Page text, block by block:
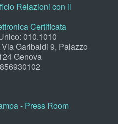
Relazioni con il
Certificata
010.1010
Garibaldi 9, Palazzo
Genova
- Press Room